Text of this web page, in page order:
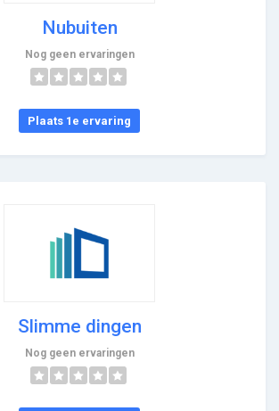
Nubuiten
Nog geen ervaringen
Plaats 1e ervaring
Slimme dingen
Nog geen ervaringen